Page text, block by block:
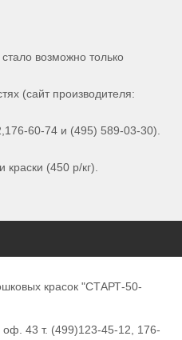
возможно только
(сайт производителя:
60-74 и (495) 589-03-30).
(450 р/кг).
красок "СТАРТ-50-
43 т. (499)123-45-12, 176-